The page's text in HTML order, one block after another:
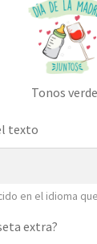
Tonos
texto
en el idioma
extra?